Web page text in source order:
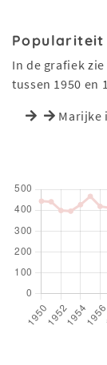
Populariteit
In de grafiek
tussen 1950 en
Marijke